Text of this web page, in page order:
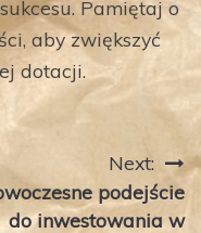
Pamiętaj o
aby zwiększyć
dotacji.
Next:
podejście
do inwestowania w